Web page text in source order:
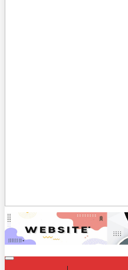
Toggle navigation